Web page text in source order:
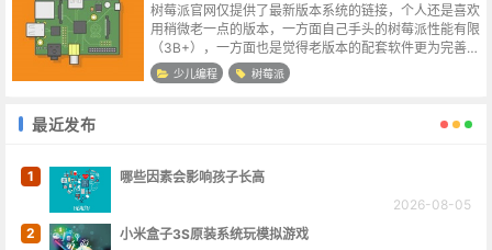
树莓派官网仅提供了最新版本系统的链接，个人还是喜欢
用稍微老一点的版本，一方面自己手头的树莓派性能有限
（3B+），一方面也是觉得老版本的配套软件更为完善。
尝试访问了一下树莓派官方的下载链接所在文件夹，结果
确实可以成功访问，只是里面的历史...
少儿编程 树莓派
最近发布
1
哪些因素会影响孩子长高
2026-08-05
2
小米盒子3S原装系统玩模拟游戏